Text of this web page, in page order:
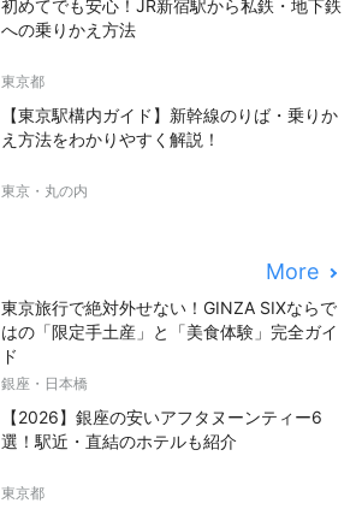
初めてでも安心！JR新宿駅から私鉄・地下鉄
への乗りかえ方法
東京都
【東京駅構内ガイド】新幹線のりば・乗りか
え方法をわかりやすく解説！
東京・丸の内
More
東京旅行で絶対外せない！GINZA SIXならで
はの「限定手土産」と「美食体験」完全ガイ
ド
銀座・日本橋
【2026】銀座の安いアフタヌーンティー6
選！駅近・直結のホテルも紹介
東京都